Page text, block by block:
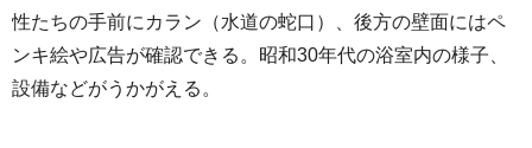
性たちの手前にカラン（水道の蛇口）、後方の壁面にはペ
ンキ絵や広告が確認できる。昭和30年代の浴室内の様子、
設備などがうかがえる。